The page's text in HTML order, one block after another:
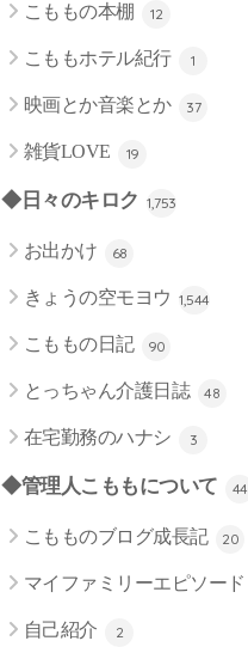
こももの本棚 12
こももホテル紀行 1
映画とか音楽とか 37
雑貨LOVE 19
◆日々のキロク 1,753
お出かけ 68
きょうの空モヨウ 1,544
こももの日記 90
とっちゃん介護日誌 48
在宅勤務のハナシ 3
◆管理人こももについて 44
こもものブログ成長記 20
マイファミリーエピソード
自己紹介 2